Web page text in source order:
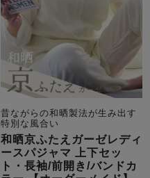
昔ながらの和晒製法が生み出す
特別な風合い
和晒京ふたえガーゼレディ
ースパジャマ 上下セッ
ト・長袖/前開き/バンドカ